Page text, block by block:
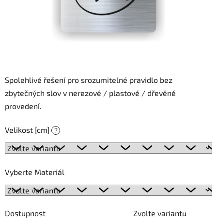
Spolehlivé řešení pro srozumitelné pravidlo bez
zbytečných slov v nerezové / plastové / dřevěné
provedení.
Velikost [cm] ?
Vyberte Materiál
Dostupnost
Zvolte variantu